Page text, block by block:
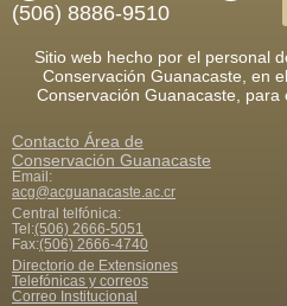
(506) 8886-9510
Sitio web hecho por el personal
Conservación Guanacaste, en
Conservación Guanacaste, para
Contacto Área de
Conservación Guanacaste
Email:
acg@acguanacaste.ac.cr
Central telfónica:
Tel:(506) 2666-5051
Fax:(506) 2666-4740
Directorio de Extensiones
Telefónicas y correos
Correo Institucional